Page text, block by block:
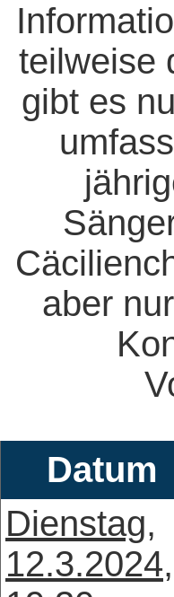
teilweise
gibt es
aber
Datum
Dienstag,
12.3.2024,